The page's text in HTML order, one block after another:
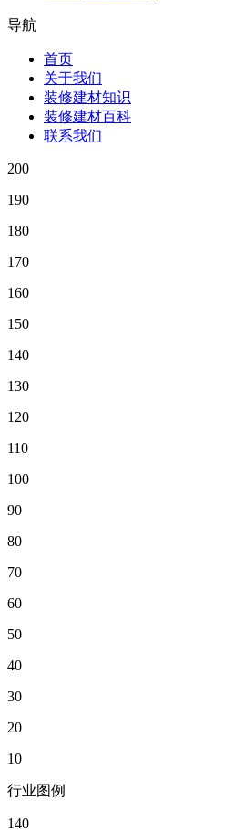
导航
首页
关于我们
装修建材知识
装修建材百科
联系我们
200
190
180
170
160
150
140
130
120
110
100
90
80
70
60
50
40
30
20
10
行业图例
140